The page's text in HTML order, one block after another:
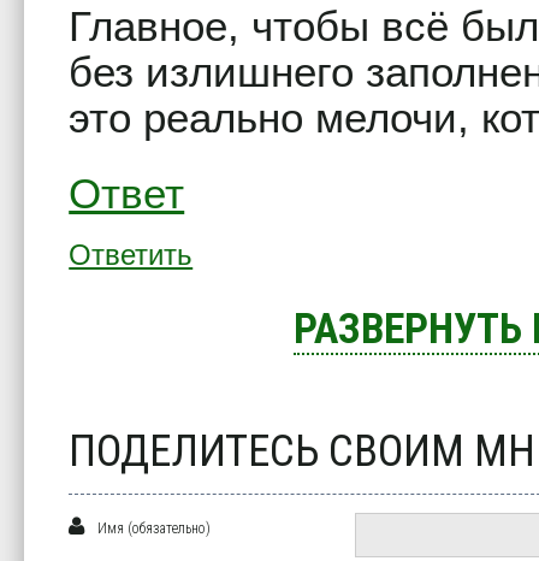
Главное, чтобы всё
без излишнего
это реально мелочи,
Ответ
Ответить
ПОДЕЛИТЕСЬ СВОИМ
Имя (обязательно)